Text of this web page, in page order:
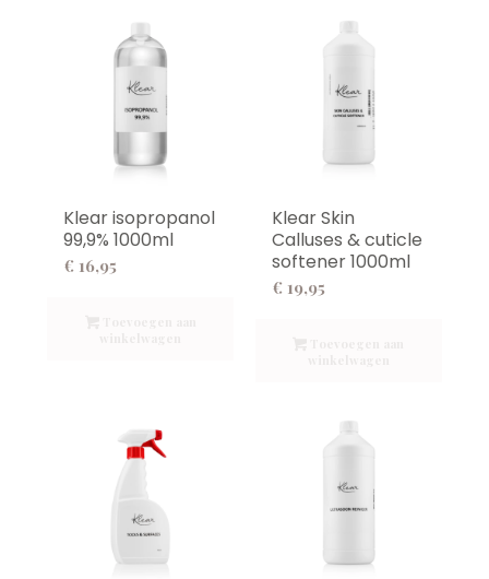
Klear isopropanol
99,9% 1000ml
€ 16,95
Klear Skin
Calluses & cuticle
softener 1000ml
€ 19,95